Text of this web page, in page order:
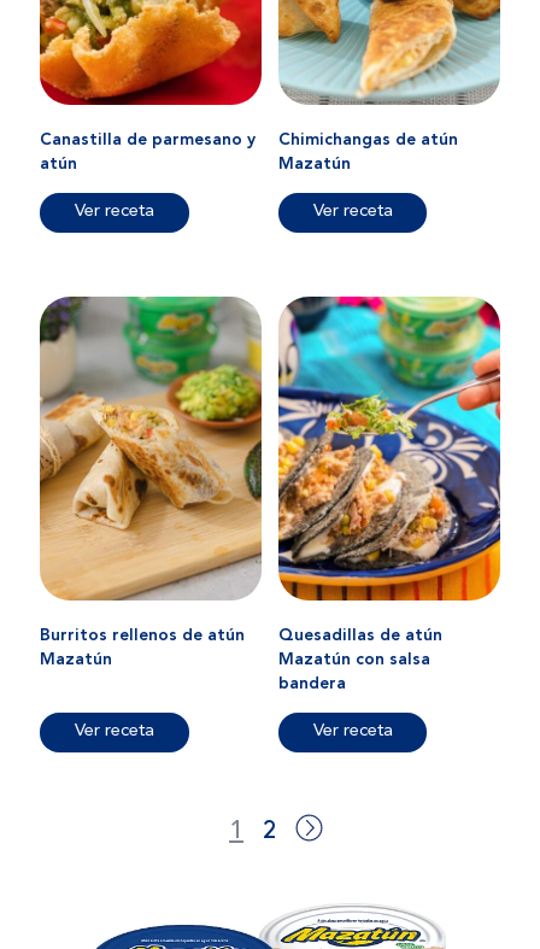
Canastilla de parmesano y
atún
Ver receta
Chimichangas de atún
Mazatún
Ver receta
Burritos rellenos de atún
Mazatún
Ver receta
Quesadillas de atún
Mazatún con salsa
bandera
Ver receta
1 2